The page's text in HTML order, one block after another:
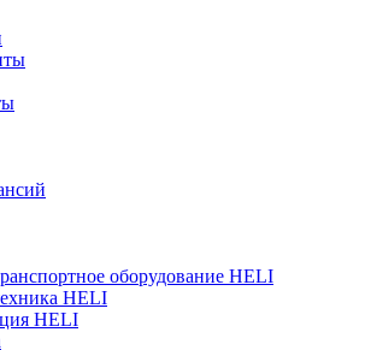
оборудование HELI
HELI
HELI